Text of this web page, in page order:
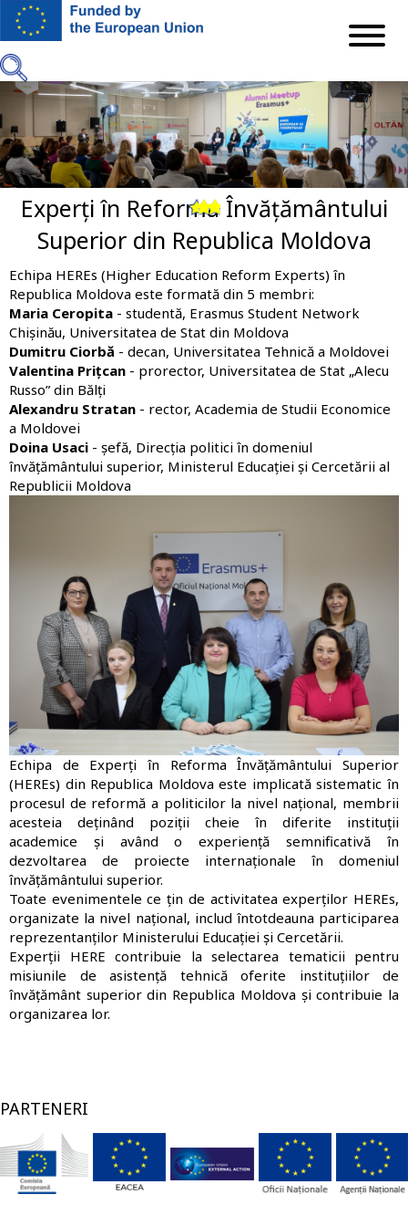
Mergi
principal
Previous
NextExperți în Reforma Învățământului
Superior din Republica Moldova
Echipa HEREs (Higher Education Reform Experts) în
Republica Moldova este formată din 5 membri:
Maria Ceropita - studentă, Erasmus Student Network
Chișinău, Universitatea de Stat din Moldova
Dumitru Ciorbă - decan, Universitatea Tehnică a Moldovei
Valentina Prițcan - prorector, Universitatea de Stat „Alecu
Russo” din Bălți
Alexandru Stratan - rector, Academia de Studii Economice
a Moldovei
Doina Usaci - șefă, Direcția politici în domeniul
învățământului superior, Ministerul Educației și Cercetării al
Republicii Moldova
Echipa de Experți în Reforma Învățământului Superior
(HEREs) din Republica Moldova este implicată sistematic în
procesul de reformă a politicilor la nivel național, membrii
acesteia deținând poziții cheie în diferite instituții
academice și având o experiență semnificativă în
dezvoltarea de proiecte internaționale în domeniul
învățământului superior.
Toate evenimentele ce țin de activitatea experților HEREs,
organizate la nivel național, includ întotdeauna participarea
reprezentanților Ministerului Educației și Cercetării.
Experții HERE contribuie la selectarea tematicii pentru
misiunile de asistență tehnică oferite instituțiilor de
învățământ superior din Republica Moldova și contribuie la
organizarea lor.
PARTENERI